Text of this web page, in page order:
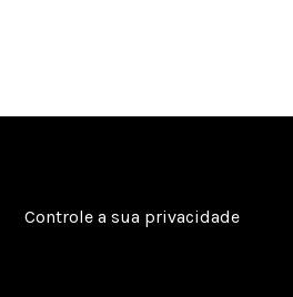
Controle a sua privacidade